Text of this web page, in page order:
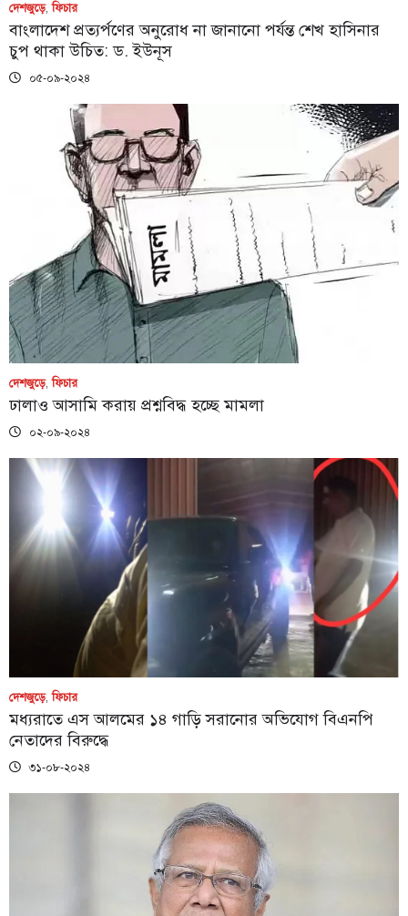
দেশজুড়ে,ফিচার
বাংলাদেশ প্রত্যর্পণের অনুরোধ না জানানো পর্যন্ত শেখ হাসিনার
চুপ থাকা উচিত: ড. ইউনূস
০৫-০৯-২০২৪
দেশজুড়ে,ফিচার
ঢালাও আসামি করায় প্রশ্নবিদ্ধ হচ্ছে মামলা
০২-০৯-২০২৪
দেশজুড়ে,ফিচার
মধ্যরাতে এস আলমের ১৪ গাড়ি সরানোর অভিযোগ বিএনপি
নেতাদের বিরুদ্ধে
৩১-০৮-২০২৪